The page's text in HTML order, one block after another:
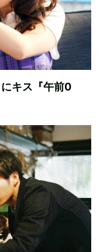
キス『午前0